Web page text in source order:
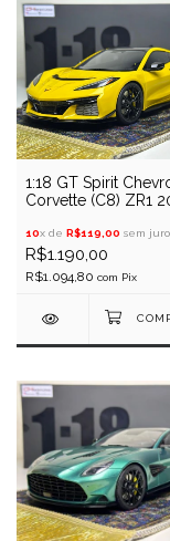
1:18 GT Spirit
Corvette (C8) ZR1
10x de R$119,00 sem
R$1.190,00
R$1.094,80 com Pix